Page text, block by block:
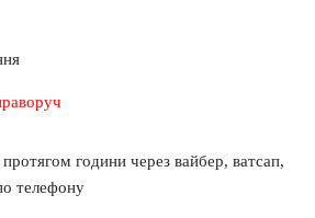
години через вайбер, ватсап,
телефону